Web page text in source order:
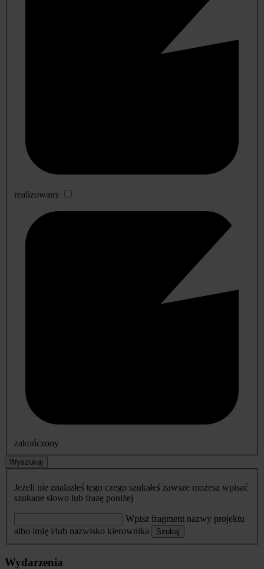
realizowany
zakończony
Wyszukaj
Jeżeli nie znalazłeś tego czego szukałeś zawsze możesz wpisać
szukane słowo lub frazę poniżej
Wpisz fragment nazwy projektu
albo imię i/lub nazwisko kierownika
Szukaj
Wydarzenia